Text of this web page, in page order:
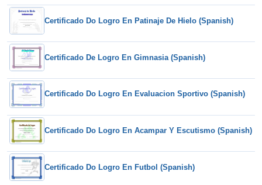
Certificado Do Logro En Patinaje De Hielo (Spanish)
Certificado De Logro En Gimnasia (Spanish)
Certificado Do Logro En Evaluacion Sportivo (Spanish)
Certificado Do Logro En Acampar Y Escutismo (Spanish)
Certificado Do Logro En Futbol (Spanish)